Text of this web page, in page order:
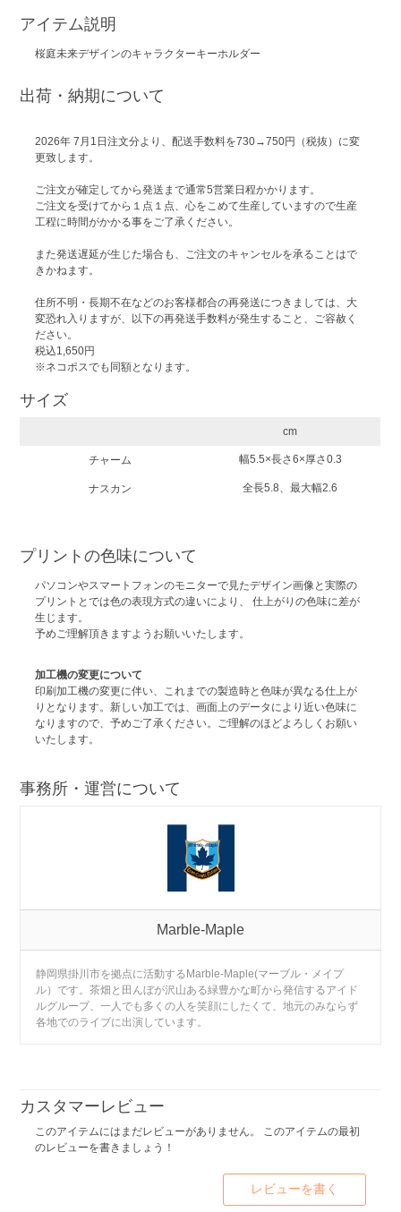
アイテム説明
桜庭未来デザインのキャラクターキーホルダー
出荷・納期について
2026年 7月1日注文分より、配送手数料を730→750円（税抜）に変
更致します。
ご注文が確定してから発送まで通常5営業日程かかります。
ご注文を受けてから１点１点、心をこめて生産していますので生産
工程に時間がかかる事をご了承ください。
また発送遅延が生じた場合も、ご注文のキャンセルを承ることはで
きかねます。
住所不明・長期不在などのお客様都合の再発送につきましては、大
変恐れ入りますが、以下の再発送手数料が発生すること、ご容赦く
ださい。
税込1,650円
※ネコポスでも同額となります。
サイズ
cm
チャーム 幅5.5×長さ6×厚さ0.3
ナスカン 全長5.8、最大幅2.6
プリントの色味について
パソコンやスマートフォンのモニターで見たデザイン画像と実際の
プリントとでは色の表現方式の違いにより、 仕上がりの色味に差が
生じます。
予めご理解頂きますようお願いいたします。
加工機の変更について
印刷加工機の変更に伴い、これまでの製造時と色味が異なる仕上が
りとなります。新しい加工では、画面上のデータにより近い色味に
なりますので、予めご了承ください。ご理解のほどよろしくお願い
いたします。
事務所・運営について
Marble-Maple
静岡県掛川市を拠点に活動するMarble-Maple(マーブル・メイプ
ル）です。茶畑と田んぼが沢山ある緑豊かな町から発信するアイド
ルグループ、一人でも多くの人を笑顔にしたくて、地元のみならず
各地でのライブに出演しています。
カスタマーレビュー
このアイテムにはまだレビューがありません。 このアイテムの最初
のレビューを書きましょう！
レビューを書く